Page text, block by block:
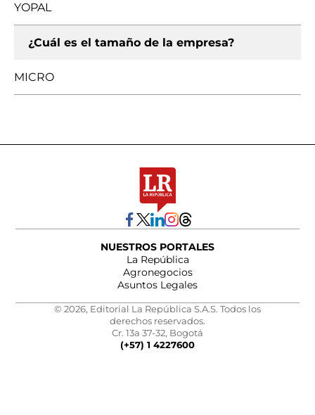
YOPAL
¿Cuál es el tamaño de la empresa?
MICRO
NUESTROS PORTALES
La República
Agronegocios
Asuntos Legales
© 2026, Editorial La República S.A.S. Todos los
derechos reservados.
Cr. 13a 37-32, Bogotá
(+57) 1 4227600